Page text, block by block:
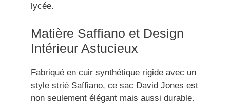
lycée.
Matière Saffiano et Design
Intérieur Astucieux
Fabriqué en cuir synthétique rigide avec un
style strié Saffiano, ce sac David Jones est
non seulement élégant mais aussi durable.